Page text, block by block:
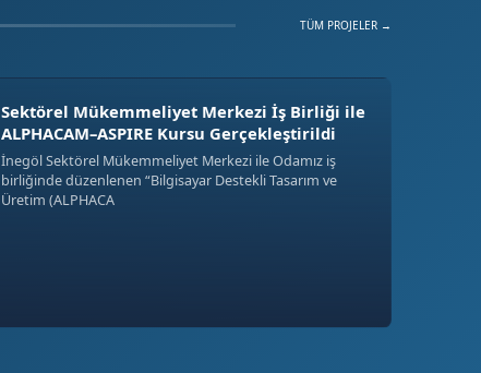
TÜM PROJELER →
Sektörel Mükemmeliyet Merkezi İş Birliği ile
ALPHACAM–ASPIRE Kursu Gerçekleştirildi
İnegöl Sektörel Mükemmeliyet Merkezi ile Odamız iş
birliğinde düzenlenen “Bilgisayar Destekli Tasarım ve
Üretim (ALPHACA